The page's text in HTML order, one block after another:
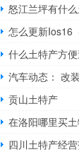
怒江兰坪有什
怎么更新Ios16
什么土特产方
贡山土特产
在洛阳哪里买
四川土特产经